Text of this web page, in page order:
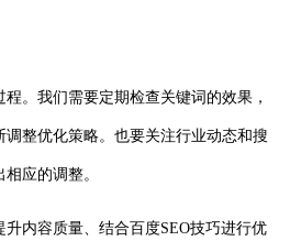
。我们需要定期检查关键词的效果，
整优化策略。也要关注行业动态和搜
应的调整。
内容质量、结合百度SEO技巧进行优